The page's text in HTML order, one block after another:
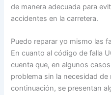
de manera adecuada para
accidentes en la carretera.
Puedo reparar yo mismo las
En cuanto al código de falla
cuenta que, en algunos
problema sin la necesidad
continuación, se presentan